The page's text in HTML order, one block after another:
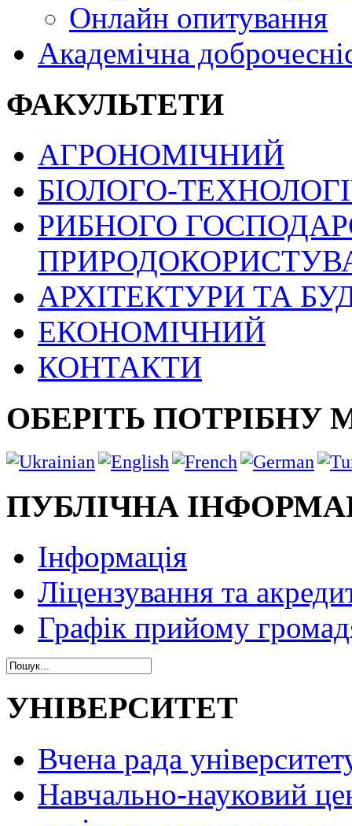
Онлайн опитування
Академічна
ФАКУЛЬТЕТИ
АГРОНОМІЧНИЙ
БІОЛОГО-
РИБНОГО
АРХІТЕКТУРИ ТА
ЕКОНОМІЧНИЙ
КОНТАКТИ
ОБЕРІТЬ ПОТРІБНУ
ПУБЛІЧНА
Інформація
Ліцензування та
Графік прийому
УНІВЕРСИТЕТ
Вчена рада
Навчально-науковий